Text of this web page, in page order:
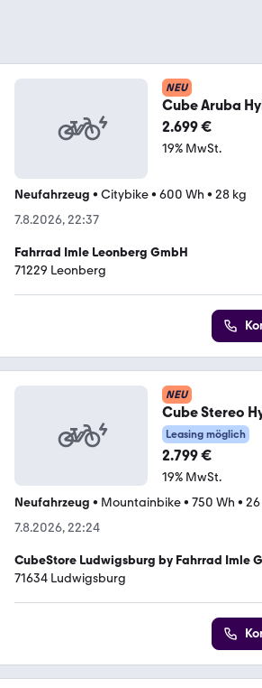
NEU
Cube Aruba
2.699 €
19% MwSt.
Neufahrzeug • Citybike• 600 Wh • 28 kg
7.8.2026, 22:37
Fahrrad Imle Leonberg GmbH
71229 Leonberg
NEU
Cube Stereo
Leasing möglich
2.799 €
19% MwSt.
Neufahrzeug • Mountainbike• 750 Wh •
7.8.2026, 22:24
CubeStore Ludwigsburg by Fahrrad Imle
71634 Ludwigsburg